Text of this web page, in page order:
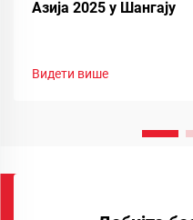
Азија 2025 у Шангају
Видети више